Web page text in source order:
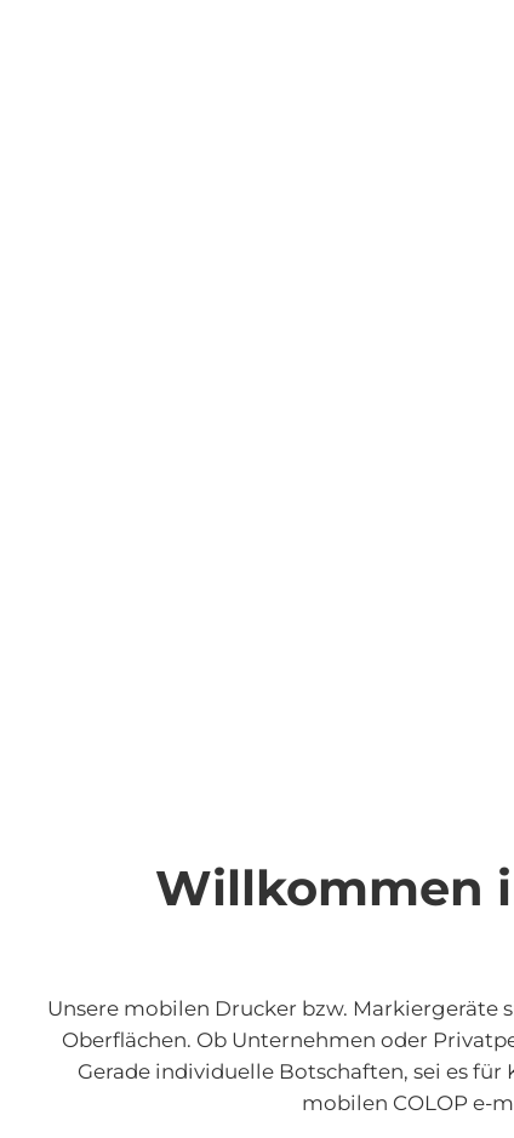
Willkommen
Unsere mobilen Drucker bzw. Markiergeräte
Oberflächen. Ob Unternehmen oder
Gerade individuelle Botschaften, sei es
mobilen COLOP e-